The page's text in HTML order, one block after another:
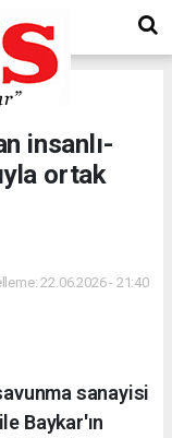
insanlı-
ortak
22.06.2026 - 21:40
sanayisi
Baykar'ın